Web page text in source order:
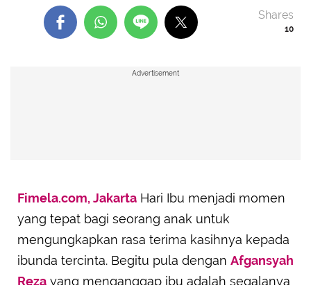
10
Shares
Advertisement
Fimela.com, Jakarta Hari Ibu menjadi momen
yang tepat bagi seorang anak untuk
mengungkapkan rasa terima kasihnya kepada
ibunda tercinta. Begitu pula dengan Afgansyah
Reza yang menganggap ibu adalah segalanya